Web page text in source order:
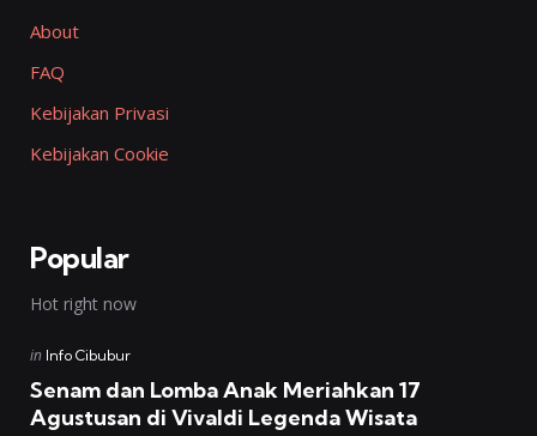
About
FAQ
Kebijakan Privasi
Kebijakan Cookie
Popular
Hot right now
Posted
in Info Cibubur
Senam dan Lomba Anak Meriahkan 17
Agustusan di Vivaldi Legenda Wisata